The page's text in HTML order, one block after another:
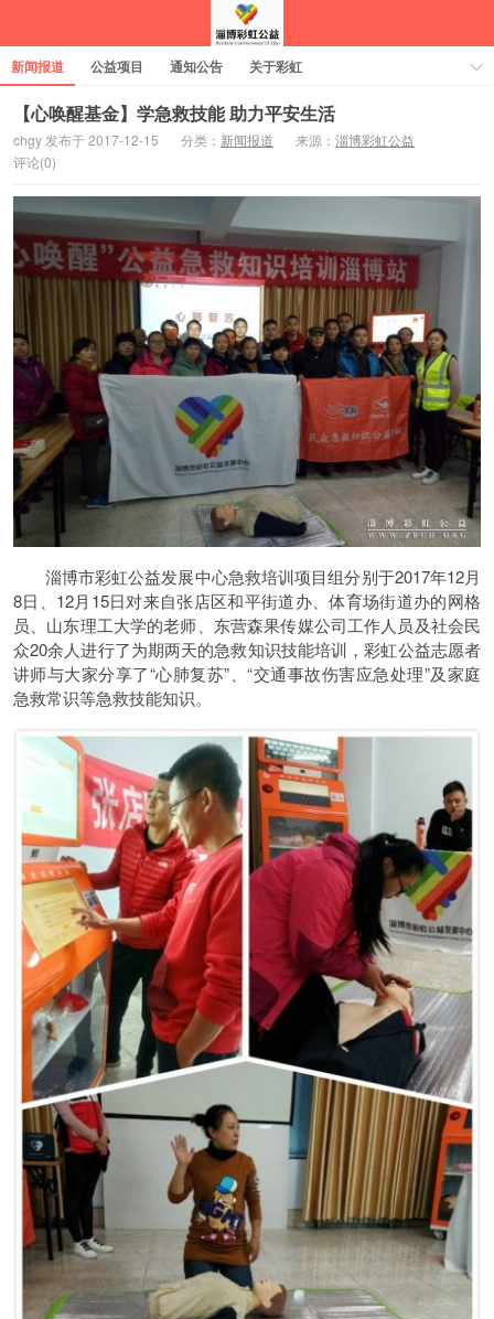
新闻报道 公益项目 通知公告 关于彩虹
【心唤醒基金】学急救技能 助力平安生活
chgy 发布于 2017-12-15 分类： 新闻报道 来源： 淄博彩虹公益
评论(0)
淄博市彩虹公益发展中心急救培训项目组分别于2017年12月
8日、12月15日对来自张店区和平街道办、体育场街道办的网格
员、山东理工大学的老师、东营森果传媒公司工作人员及社会民
众20余人进行了为期两天的急救知识技能培训，彩虹公益志愿者
讲师与大家分享了“心肺复苏”、“交通事故伤害应急处理”及家庭
急救常识等急救技能知识。